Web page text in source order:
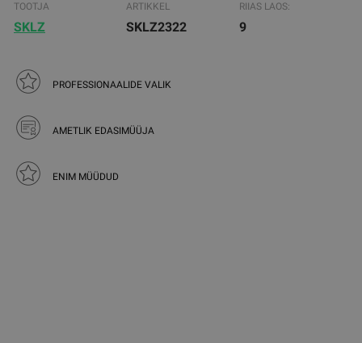
TOOTJA
SKLZ
ARTIKKEL
SKLZ2322
RIIAS LAOS:
9
PROFESSIONAALIDE VALIK
AMETLIK EDASIMÜÜJA
ENIM MÜÜDUD